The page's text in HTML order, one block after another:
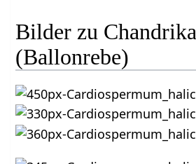
Bilder zu Chandrika
(Ballonrebe)